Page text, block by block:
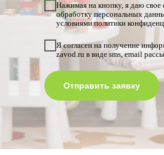
Нажимая на кнопку, я даю свое
обработку персональных
условиями политики
Я согласен на получение
zavod.ru в виде sms, email
Отправить заявку